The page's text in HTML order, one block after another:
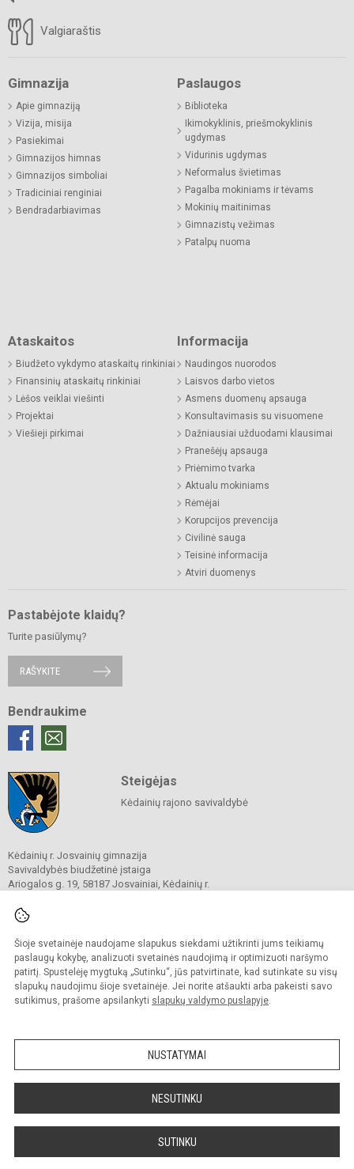
Šioje svetainėje naudojame slapukus siekdami užtikrinti jums teikiamų
paslaugų kokybę, analizuoti svetainės naudojimą ir optimizuoti naršymo
patirtį. Spustelėję mygtuką „Sutinku“, jūs patvirtinate, kad sutinkate su visų
slapukų naudojimu šioje svetainėje. Jei norite atšaukti arba pakeisti savo
sutikimus, prašome apsilankyti slapukų valdymo puslapyje.
NUSTATYMAI
NESUTINKU
SUTINKU
Valgiaraštis
Gimnazija
Apie gimnaziją
Vizija, misija
Pasiekimai
Gimnazijos himnas
Gimnazijos simboliai
Tradiciniai renginiai
Bendradarbiavimas
Paslaugos
Biblioteka
Ikimokyklinis, priešmokyklinis
ugdymas
Vidurinis ugdymas
Neformalus švietimas
Pagalba mokiniams ir tėvams
Mokinių maitinimas
Gimnazistų vežimas
Patalpų nuoma
Ataskaitos
Biudžeto vykdymo ataskaitų rinkiniai
Finansinių ataskaitų rinkiniai
Lėšos veiklai viešinti
Projektai
Viešieji pirkimai
Informacija
Naudingos nuorodos
Laisvos darbo vietos
Asmens duomenų apsauga
Konsultavimasis su visuomene
Dažniausiai užduodami klausimai
Pranešėjų apsauga
Priėmimo tvarka
Aktualu mokiniams
Rėmėjai
Korupcijos prevencija
Civilinė sauga
Teisinė informacija
Atviri duomenys
Pastabėjote klaidų?
Turite pasiūlymų?
RAŠYKITE
Bendraukime
Steigėjas
Kėdainių rajono savivaldybė
Kėdainių r. Josvainių gimnazija
Savivaldybės biudžetinė įstaiga
Ariogalos g. 19, 58187 Josvainiai, Kėdainių r.
El. p.
Duomenys kaupiami ir saugomi
Juridinių asmenų registre
Įmonės kodas 191018728
Kopijuoti turinį be raštiško gimnazijos sutikimo griežtai draudžiama.
Prieinamumo paraiška Slapukų valdymas
svetainę